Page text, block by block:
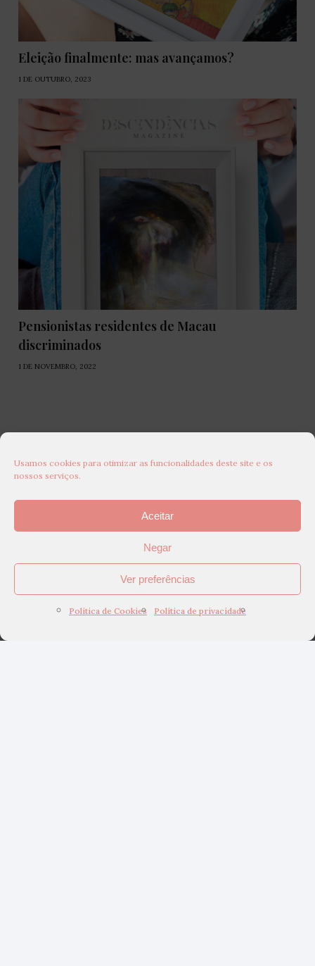
Usamos cookies para otimizar as funcionalidades deste site e os
nossos serviços.
Aceitar
Negar
Ver preferências
Política de Cookies Política de privacidade
Eleição finalmente: mas avançamos?
1 DE OUTUBRO, 2023
Pensionistas residentes de Macau
discriminados
1 DE NOVEMBRO, 2022